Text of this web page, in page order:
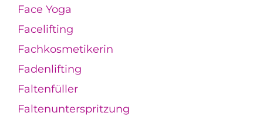
Face Yoga
Facelifting
Fachkosmetikerin
Fadenlifting
Faltenfüller
Faltenunterspritzung